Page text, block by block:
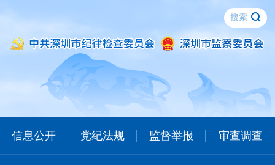
信息公开 党纪法规 监督举报 审查调查